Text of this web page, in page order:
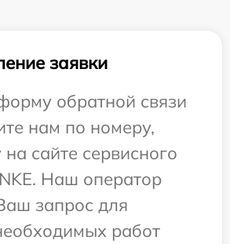
заявки
обратной связи
нам по номеру,
сайте сервисного
Наш оператор
запрос для
работ